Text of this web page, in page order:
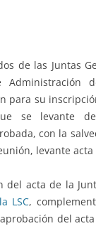
de las Juntas
Administración
para su
se levante de
con la
levante acta
del acta de la
LSC,
del